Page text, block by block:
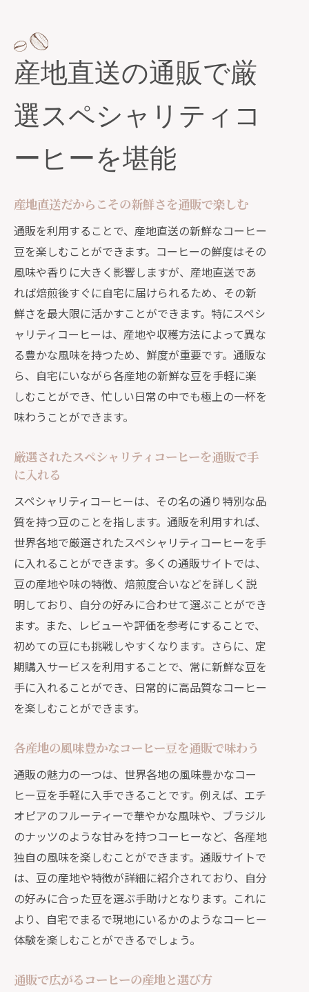
ド
産地直送の通販で厳
選スペシャリティコ
ーヒーを堪能
産地直送だからこその新鮮さを通販で楽しむ
通販を利用することで、産地直送の新鮮なコーヒー
豆を楽しむことができます。コーヒーの鮮度はその
風味や香りに大きく影響しますが、産地直送であ
れば焙煎後すぐに自宅に届けられるため、その新
鮮さを最大限に活かすことができます。特にスペシ
ャリティコーヒーは、産地や収穫方法によって異な
る豊かな風味を持つため、鮮度が重要です。通販な
ら、自宅にいながら各産地の新鮮な豆を手軽に楽
しむことができ、忙しい日常の中でも極上の一杯を
味わうことができます。
厳選されたスペシャリティコーヒーを通販で手
に入れる
スペシャリティコーヒーは、その名の通り特別な品
質を持つ豆のことを指します。通販を利用すれば、
世界各地で厳選されたスペシャリティコーヒーを手
に入れることができます。多くの通販サイトでは、
豆の産地や味の特徴、焙煎度合いなどを詳しく説
明しており、自分の好みに合わせて選ぶことができ
ます。また、レビューや評価を参考にすることで、
初めての豆にも挑戦しやすくなります。さらに、定
期購入サービスを利用することで、常に新鮮な豆を
手に入れることができ、日常的に高品質なコーヒー
を楽しむことができます。
各産地の風味豊かなコーヒー豆を通販で味わう
通販の魅力の一つは、世界各地の風味豊かなコー
ヒー豆を手軽に入手できることです。例えば、エチ
オピアのフルーティーで華やかな風味や、ブラジル
のナッツのような甘みを持つコーヒーなど、各産地
独自の風味を楽しむことができます。通販サイトで
は、豆の産地や特徴が詳細に紹介されており、自分
の好みに合った豆を選ぶ手助けとなります。これに
より、自宅でまるで現地にいるかのようなコーヒー
体験を楽しむことができるでしょう。
通販で広がるコーヒーの産地と選び方